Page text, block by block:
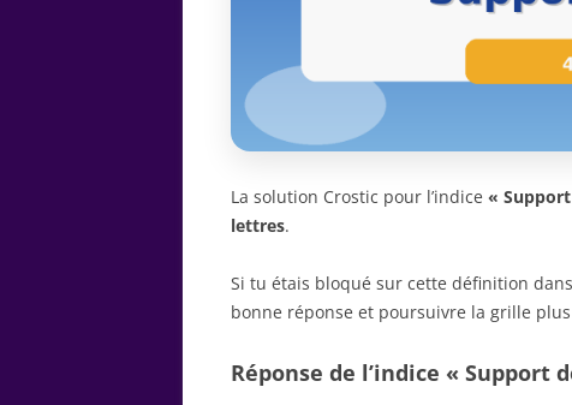
La solution Crostic pour l’indice «
lettres.
Si tu étais bloqué sur cette définition
bonne réponse et poursuivre la grille
Réponse de l’indice « Support